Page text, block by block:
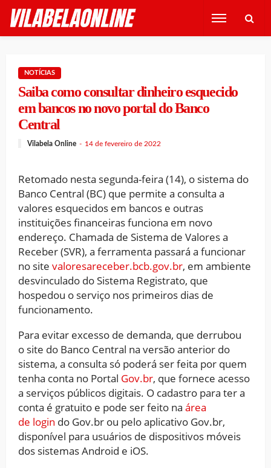
NOTÍCIAS
Saiba como consultar dinheiro esquecido
em bancos no novo portal do Banco
Central
Vilabela Online 14 de fevereiro de 2022
Retomado nesta segunda-feira (14), o sistema do
Banco Central (BC) que permite a consulta a
valores esquecidos em bancos e outras
instituições financeiras funciona em novo
endereço. Chamada de Sistema de Valores a
Receber (SVR), a ferramenta passará a funcionar
no site valoresareceber.bcb.gov.br, em ambiente
desvinculado do Sistema Registrato, que
hospedou o serviço nos primeiros dias de
funcionamento.
Para evitar excesso de demanda, que derrubou
o site do Banco Central na versão anterior do
sistema, a consulta só poderá ser feita por quem
tenha conta no Portal Gov.br, que fornece acesso
a serviços públicos digitais. O cadastro para ter a
conta é gratuito e pode ser feito na área
de login do Gov.br ou pelo aplicativo Gov.br,
disponível para usuários de dispositivos móveis
dos sistemas Android e iOS.